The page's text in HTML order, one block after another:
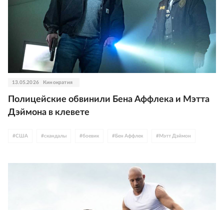
13.05.2026 Кинократия
Полицейские обвинили Бена Аффлека и Мэтта
Дэймона в клевете
#США #скандалы #боевик # Бен Аффлек # Мэтт Дэймон